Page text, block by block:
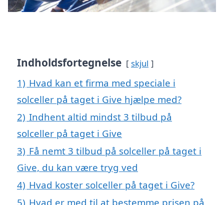
Indholdsfortegnelse skjul
1) Hvad kan et firma med speciale i
solceller på taget i Give hjælpe med?
2) Indhent altid mindst 3 tilbud på
solceller på taget i Give
3) Få nemt 3 tilbud på solceller på taget i
Give, du kan være tryg ved
4) Hvad koster solceller på taget i Give?
5) Hvad er med til at bestemme prisen på